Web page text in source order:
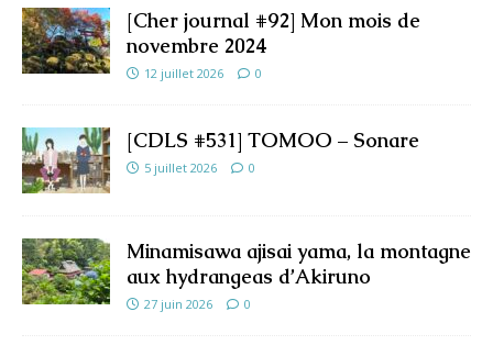
[Cher journal #92] Mon mois de
novembre 2024
12 juillet 2026 0
[CDLS #531] TOMOO – Sonare
5 juillet 2026 0
Minamisawa ajisai yama, la montagne
aux hydrangeas d’Akiruno
27 juin 2026 0